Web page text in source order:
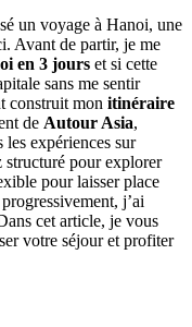
un voyage à Hanoi,‎ une
Avant de partir,‎ je me
en 3 jours et si cette
sans me sentir
construit mon itinéraire
de Autour Asia,‎
les expériences sur
structuré pour explorer
pour laisser place
j’ai
cet article,‎ je vous
votre séjour et profiter